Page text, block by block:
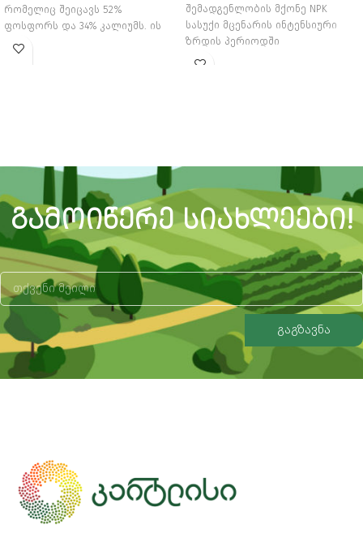
რომელიც შეიცავს 52%
ფოსფორს და 34% კალიუმს. ის
მცენარისათვის წარმოადგენს
შემადგენლობის მქონე NPK
სასუქი მცენარის ინტენსიური
ზრდის პერიოდში
გამოსაყენებლად
ᲒᲐᲛᲝᲘᲬᲔᲠᲔ ᲡᲘᲐᲮᲚᲔᲔᲑᲘ!
გაგზავნა
Alternative: